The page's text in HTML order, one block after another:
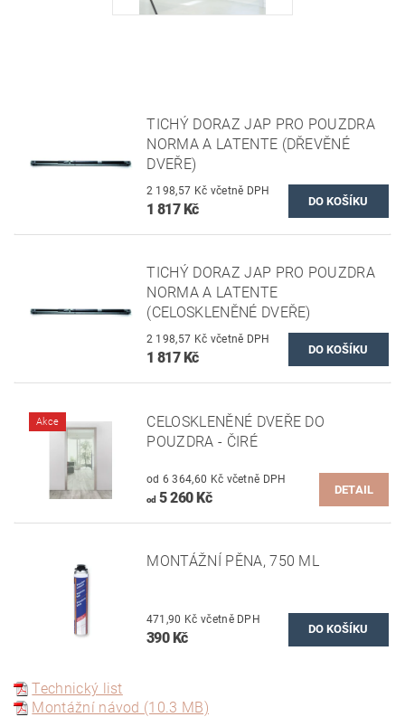
TICHÝ DORAZ JAP PRO POUZDRA
NORMA A LATENTE (DŘEVĚNÉ
DVEŘE)
2 198,57 Kč včetně DPH
1 817 Kč
TICHÝ DORAZ JAP PRO POUZDRA
NORMA A LATENTE
(CELOSKLENĚNÉ DVEŘE)
2 198,57 Kč včetně DPH
1 817 Kč
Akce
CELOSKLENĚNÉ DVEŘE DO
POUZDRA - ČIRÉ
od 6 364,60 Kč včetně DPH
od5 260 Kč DETAIL
MONTÁŽNÍ PĚNA, 750 ML
471,90 Kč včetně DPH
390 Kč
Technický list
Montážní návod (10.3 MB)